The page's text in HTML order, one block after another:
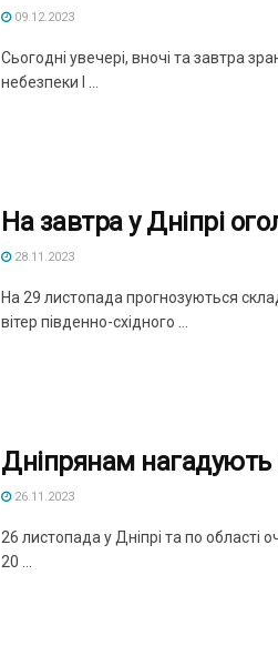
09.12.2023
Сьогодні увечері, вночі та завтра
небезпеки I ...
На завтра у Дніпрі
28.11.2023
На 29 листопада прогнозуються
вітер південно-східного ...
Дніпрянам нагадують
26.11.2023
26 листопада у Дніпрі та по області
20 ...